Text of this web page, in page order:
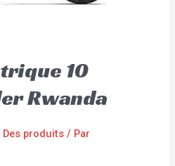
10
Rwanda
Des produits / Par